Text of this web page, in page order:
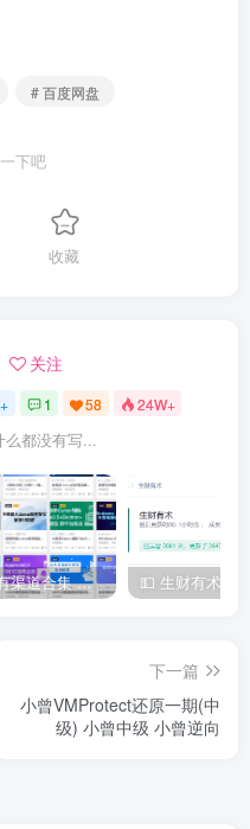
# 百度网盘
下吧
收藏
关注
1 58 24W+
么都没有写...
IT类所有渠道合集 持续日更，目前近四千多条资源 年费用户微信私信获取权限
下一篇
小曾VMProtect还原一期(中
级) 小曾中级 小曾逆向